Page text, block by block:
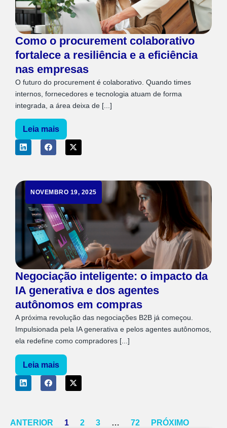
Como o procurement colaborativo
fortalece a resiliência e a eficiência
nas empresas
O futuro do procurement é colaborativo. Quando times
internos, fornecedores e tecnologia atuam de forma
integrada, a área deixa de [...]
Leia mais
NOVEMBRO 19, 2025
Negociação inteligente: o impacto da
IA generativa e dos agentes
autônomos em compras
A próxima revolução das negociações B2B já começou.
Impulsionada pela IA generativa e pelos agentes autônomos,
ela redefine como compradores [...]
Leia mais
ANTERIOR 1 2 3 … 72 PRÓXIMO